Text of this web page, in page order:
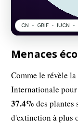
Menaces
Comme le révèle la
Internationale
37.4% des plantes
d'extinction à plus